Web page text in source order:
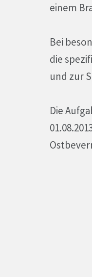
einem
Bei
die
und zur
Die